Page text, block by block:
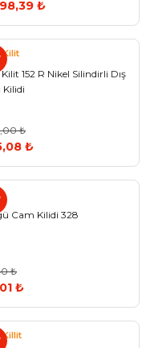
ve Aparatları
Çeşitleri
Kilitleri
Kilitler
ve Çivi
Teli
Tabancaları
Fırçalığı
Kağıtlılığı
₺
Kilit
Kilit 152 R Nikel Silindirli Dış
Kilidi
₺
₺
Cam Kilidi 328
₺
₺
Killit